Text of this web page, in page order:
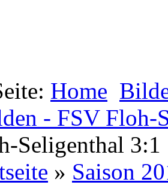
Home
- FSV Floh-
Seligenthal 3:1
» Saison